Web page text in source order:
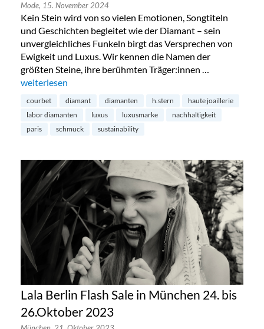
Mode, 15. November 2024
Kein Stein wird von so vielen Emotionen, Songtiteln
und Geschichten begleitet wie der Diamant – sein
unvergleichliches Funkeln birgt das Versprechen von
Ewigkeit und Luxus. Wir kennen die Namen der
größten Steine, ihre berühmten Träger:innen …
„Diamanten aus dem Labor – die Zukunft?“
weiterlesen
courbet diamant diamanten h.stern
haute joaillerie
labor diamanten
luxus luxusmarke
nachhaltigkeit
paris
schmuck sustainability
Lala Berlin Flash Sale in München 24. bis
26.Oktober 2023